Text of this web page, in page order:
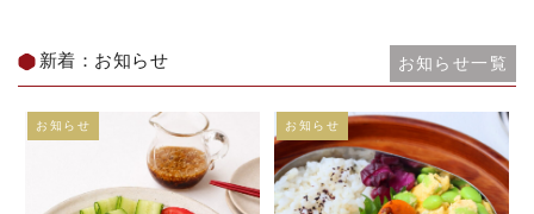
新着：お知らせ お知らせ一覧
お知らせ お知らせ